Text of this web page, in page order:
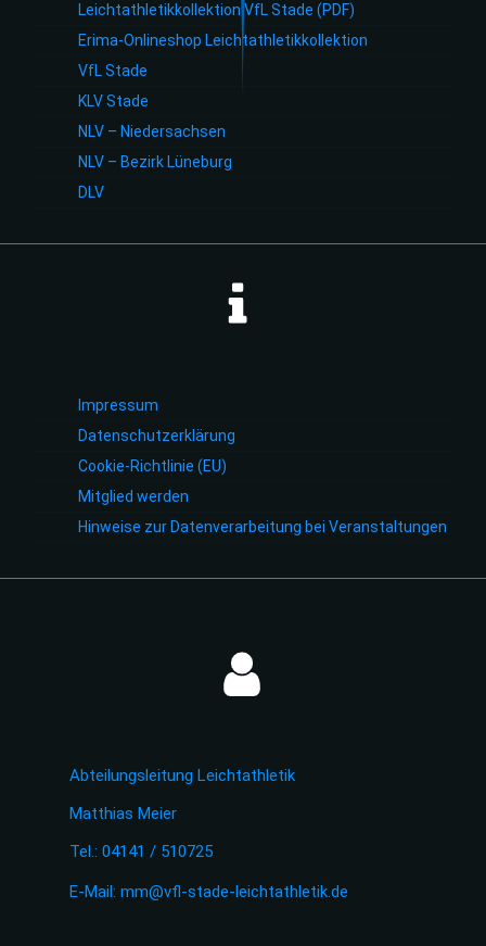
Leichtathletikkollektion VfL Stade (PDF)
Erima-Onlineshop Leichtathletikkollektion
VfL Stade
KLV Stade
NLV – Niedersachsen
NLV – Bezirk Lüneburg
DLV
Impressum
Datenschutzerklärung
Cookie-Richtlinie (EU)
Mitglied werden
Hinweise zur Datenverarbeitung bei Veranstaltungen
Abteilungsleitung Leichtathletik
Matthias Meier
Tel.: 04141 / 510725
E-Mail: mm@vfl-stade-leichtathletik.de